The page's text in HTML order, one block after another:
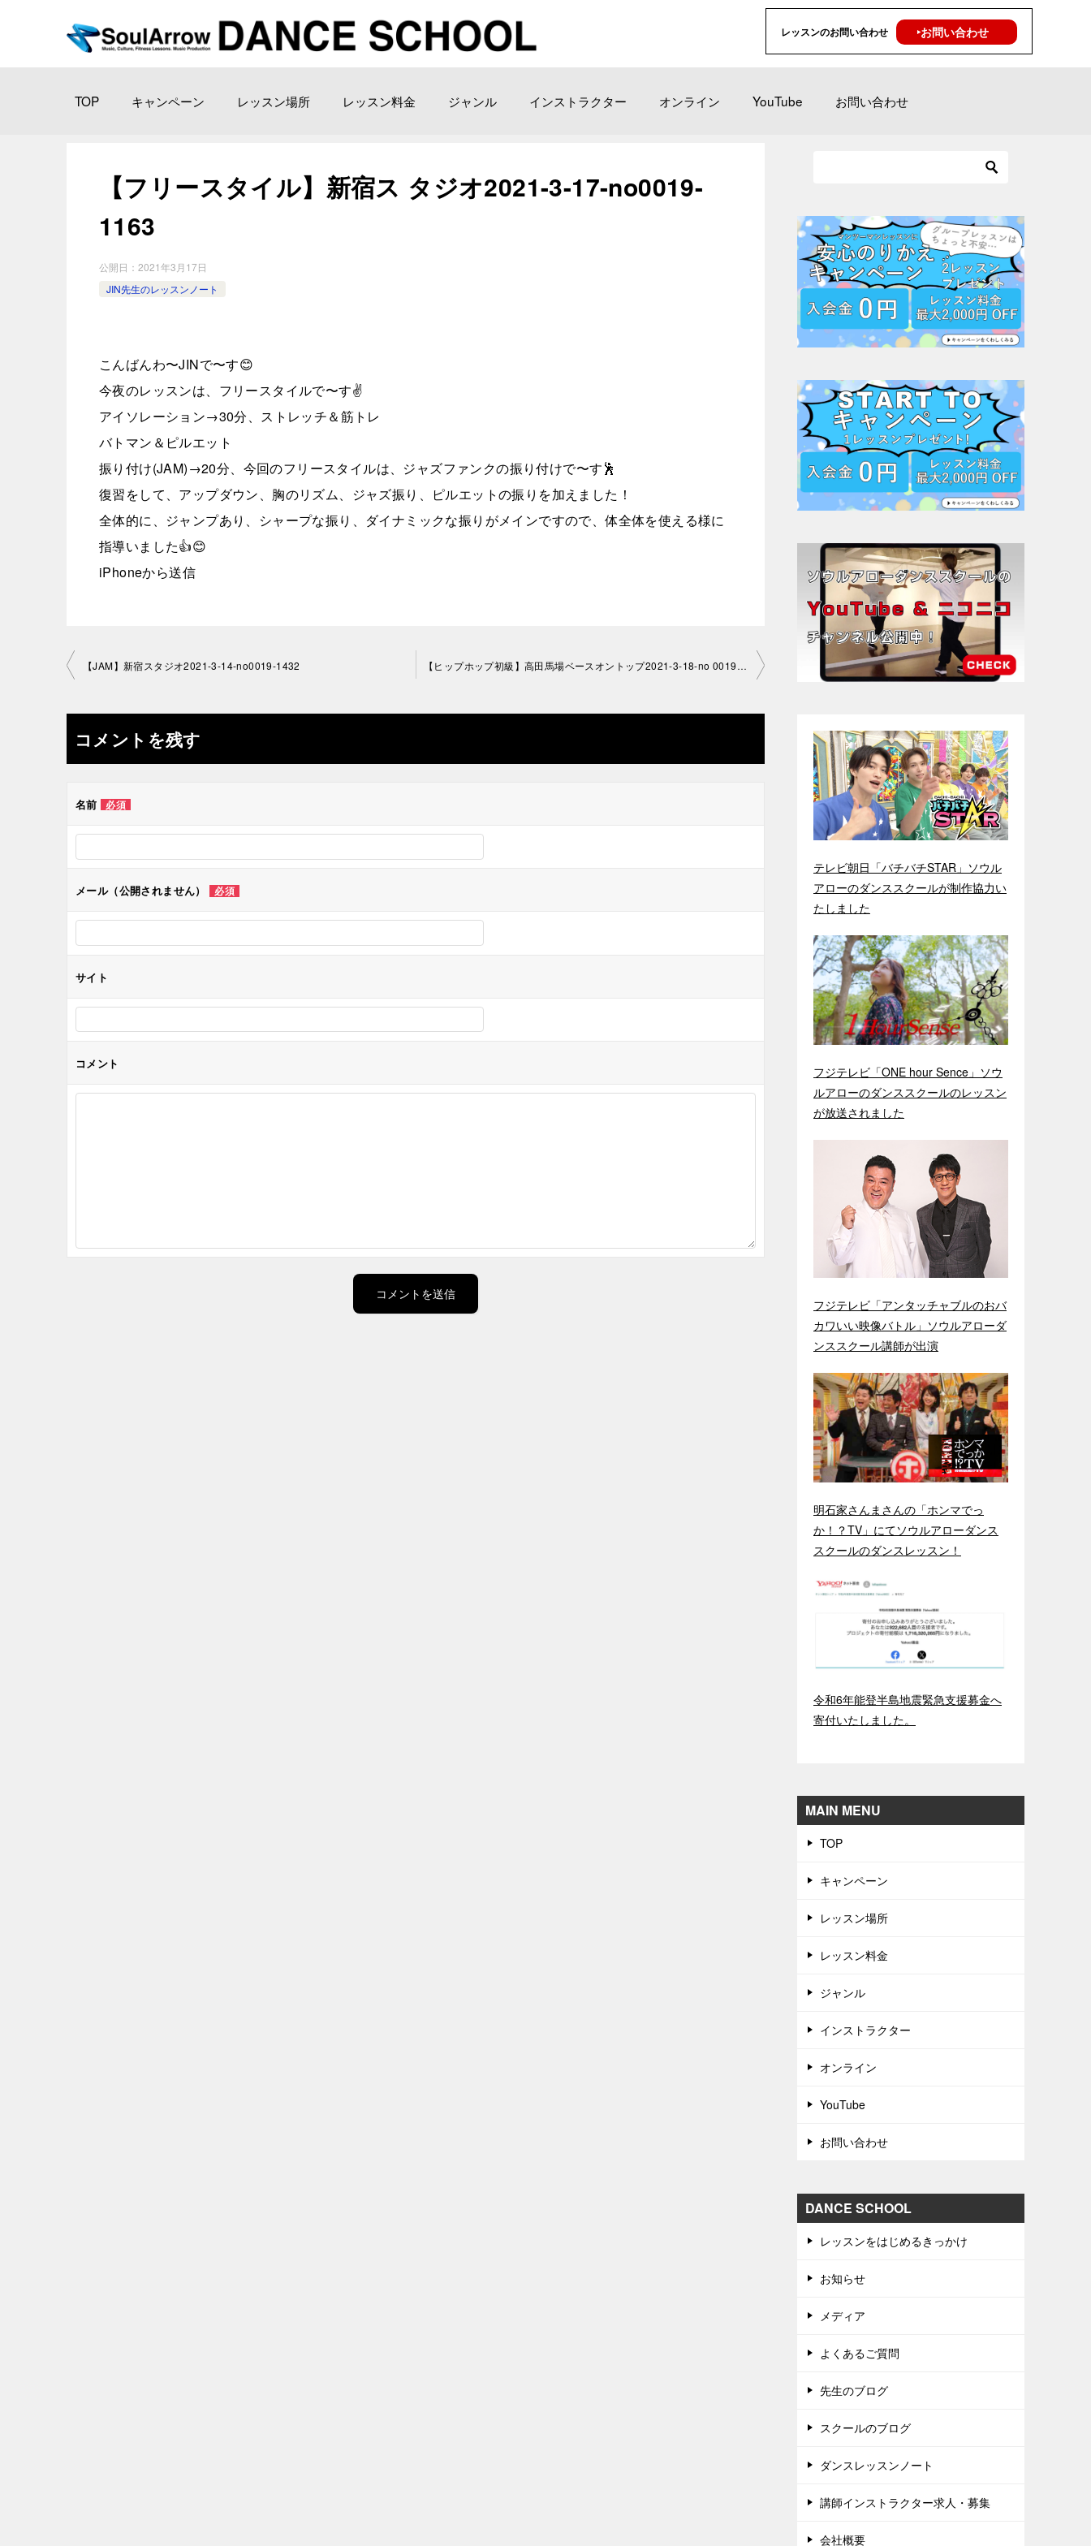
レッスンのお問い合わせ ‣お問い合わせ
TOP キャンペーン レッスン場所 レッスン料金 ジャンル インストラクター オンライン YouTube お問い合わせ
【フリースタイル】新宿ス タジオ2021-3-17-no0019-
1163
公開日： 2021年3月17日
JIN先生のレッスンノート
こんばんわ〜JINで〜す😊
今夜のレッスンは、フリースタイルで〜す✌️
アイソレーション→30分、ストレッチ＆筋トレ
バトマン＆ピルエット
振り付け(JAM)→20分、今回のフリースタイルは、ジャズファンクの振り付けで〜す🕺
復習をして、アップダウン、胸のリズム、ジャズ振り、ピルエットの振りを加えました！
全体的に、ジャンプあり、シャープな振り、ダイナミックな振りがメインですので、体全体を使える様に
指導いました👍😊
iPhoneから送信
投
ナ
ビ
ゲ
ー
ン
【JAM】新宿スタジオ2021-3-14-no0019-1432 【ヒップホップ初級】高田馬場ベースオントップ2021-3-18-no 0019-1428
コメントを残す
名前 必須
メール（公開されません） 必須
サイト
コメント
テレビ朝日「バチバチSTAR」ソウル
アローのダンススクールが制作協力い
たしました
フジテレビ「ONE hour Sence」ソウ
ルアローのダンススクールのレッスン
が放送されました
フジテレビ「アンタッチャブルのおバ
カワいい映像バトル」ソウルアローダ
ンススクール講師が出演
明石家さんまさんの「ホンマでっ
か！？TV」にてソウルアローダンス
スクールのダンスレッスン！
令和6年能登半島地震緊急支援募金へ
寄付いたしました。
MAIN MENU
TOP
キャンペーン
レッスン場所
レッスン料金
ジャンル
インストラクター
オンライン
YouTube
お問い合わせ
DANCE SCHOOL
レッスンをはじめるきっかけ
お知らせ
メディア
よくあるご質問
先生のブログ
スクールのブログ
ダンスレッスンノート
講師インストラクター求人・募集
会社概要